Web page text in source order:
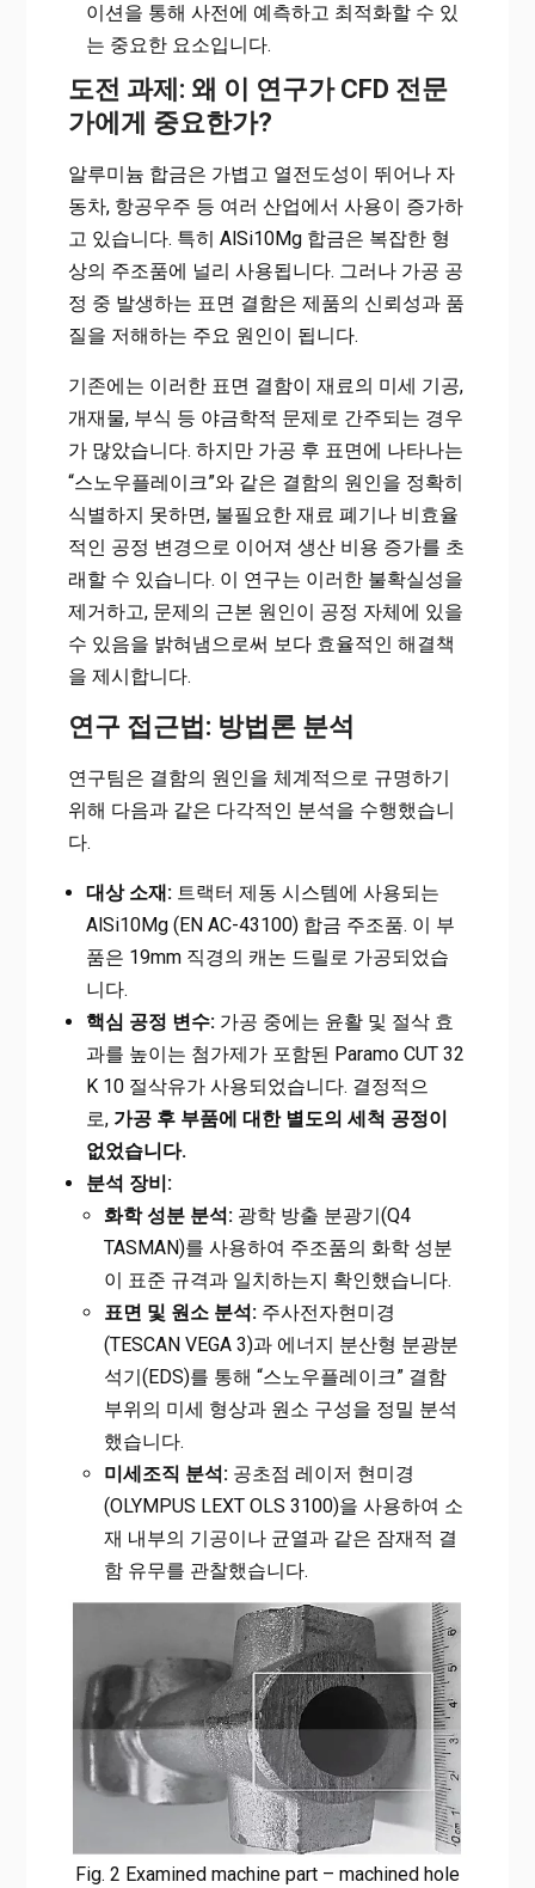
이션을 통해 사전에 예측하고 최적화할 수 있
는 중요한 요소입니다.
도전 과제: 왜 이 연구가 CFD 전문
가에게 중요한가?
알루미늄 합금은 가볍고 열전도성이 뛰어나 자
동차, 항공우주 등 여러 산업에서 사용이 증가하
고 있습니다. 특히 AlSi10Mg 합금은 복잡한 형
상의 주조품에 널리 사용됩니다. 그러나 가공 공
정 중 발생하는 표면 결함은 제품의 신뢰성과 품
질을 저해하는 주요 원인이 됩니다.
기존에는 이러한 표면 결함이 재료의 미세 기공,
개재물, 부식 등 야금학적 문제로 간주되는 경우
가 많았습니다. 하지만 가공 후 표면에 나타나는
“스노우플레이크”와 같은 결함의 원인을 정확히
식별하지 못하면, 불필요한 재료 폐기나 비효율
적인 공정 변경으로 이어져 생산 비용 증가를 초
래할 수 있습니다. 이 연구는 이러한 불확실성을
제거하고, 문제의 근본 원인이 공정 자체에 있을
수 있음을 밝혀냄으로써 보다 효율적인 해결책
을 제시합니다.
연구 접근법: 방법론 분석
연구팀은 결함의 원인을 체계적으로 규명하기
위해 다음과 같은 다각적인 분석을 수행했습니
다.
대상 소재:트랙터 제동 시스템에 사용되는
AlSi10Mg (EN AC-43100) 합금 주조품. 이 부
품은 19mm 직경의 캐논 드릴로 가공되었습
니다.
핵심 공정 변수:가공 중에는 윤활 및 절삭 효
과를 높이는 첨가제가 포함된 Paramo CUT 32
K 10 절삭유가 사용되었습니다. 결정적으
로, 가공 후 부품에 대한 별도의 세척 공정이
없었습니다.
분석 장비:
화학 성분 분석:광학 방출 분광기(Q4
TASMAN)를 사용하여 주조품의 화학 성분
이 표준 규격과 일치하는지 확인했습니다.
표면 및 원소 분석:주사전자현미경
(TESCAN VEGA 3)과 에너지 분산형 분광분
석기(EDS)를 통해 “스노우플레이크” 결함
부위의 미세 형상과 원소 구성을 정밀 분석
했습니다.
미세조직 분석:공초점 레이저 현미경
(OLYMPUS LEXT OLS 3100)을 사용하여 소
재 내부의 기공이나 균열과 같은 잠재적 결
함 유무를 관찰했습니다.
Fig. 2 Examined machine part – machined hole